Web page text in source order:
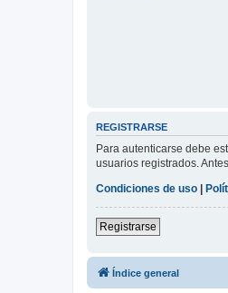
REGISTRARSE
Para autenticarse debe
usuarios registrados.
Condiciones de uso |
Registrarse
Índice general